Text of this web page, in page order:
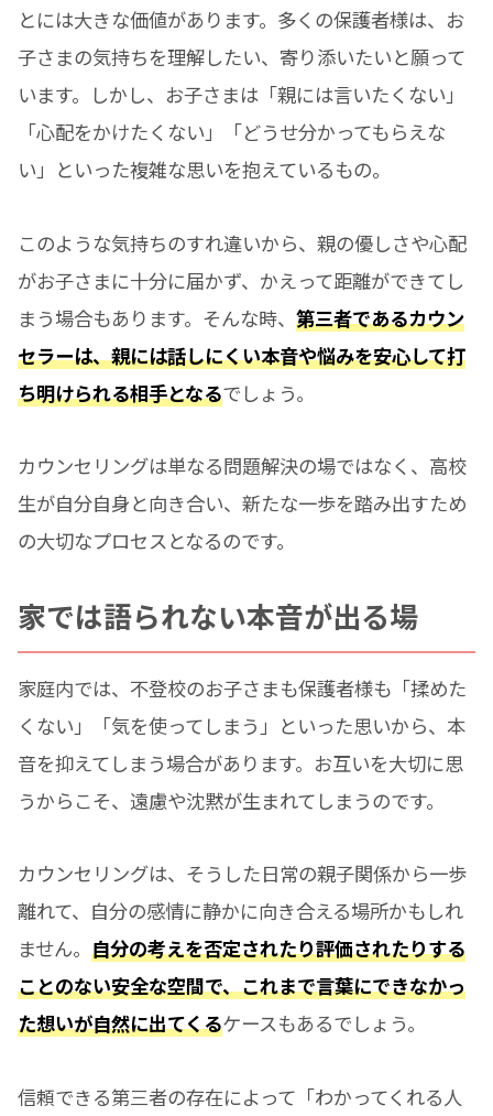
とには大きな価値があります。多くの保護者様は、お
子さまの気持ちを理解したい、寄り添いたいと願って
います。しかし、お子さまは「親には言いたくない」
「心配をかけたくない」「どうせ分かってもらえな
い」といった複雑な思いを抱えているもの。
このような気持ちのすれ違いから、親の優しさや心配
がお子さまに十分に届かず、かえって距離ができてし
まう場合もあります。そんな時、第三者であるカウン
セラーは、親には話しにくい本音や悩みを安心して打
ち明けられる相手となるでしょう。
カウンセリングは単なる問題解決の場ではなく、高校
生が自分自身と向き合い、新たな一歩を踏み出すため
の大切なプロセスとなるのです。
家では語られない本音が出る場
家庭内では、不登校のお子さまも保護者様も「揉めた
くない」「気を使ってしまう」といった思いから、本
音を抑えてしまう場合があります。お互いを大切に思
うからこそ、遠慮や沈黙が生まれてしまうのです。
カウンセリングは、そうした日常の親子関係から一歩
離れて、自分の感情に静かに向き合える場所かもしれ
ません。自分の考えを否定されたり評価されたりする
ことのない安全な空間で、これまで言葉にできなかっ
た想いが自然に出てくるケースもあるでしょう。
信頼できる第三者の存在によって「わかってくれる人